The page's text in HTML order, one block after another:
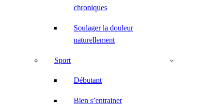
chroniques
Soulager la douleur
naturellement
Sport
Débutant
Bien s’entrainer